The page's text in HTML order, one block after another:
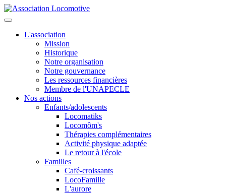
L'association
Mission
Historique
Notre organisation
Notre gouvernance
Les ressources financières
Membre de l'UNAPECLE
Nos actions
Enfants/adolescents
Locomatiks
Locomôm's
Thérapies complémentaires
Activité physique adaptée
Le retour à l'école
Familles
Café-croissants
LocoFamille
L'aurore